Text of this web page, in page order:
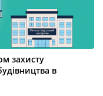
захисту
в